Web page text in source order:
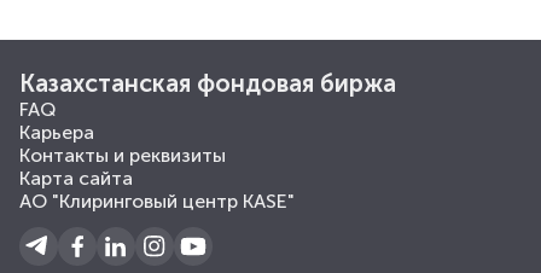
Казахстанская фондовая биржа
FAQ
Карьера
Контакты и реквизиты
Карта сайта
АО "Клиринговый центр KASE"